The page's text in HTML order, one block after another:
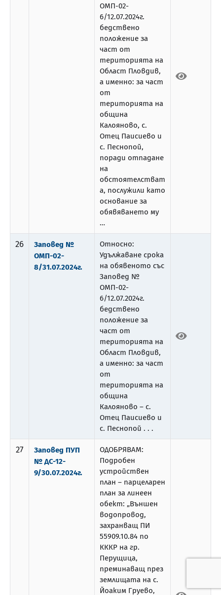
ОМП-02-
6/12.07.2024г.
бедствено
положение за
част от
територията на
Област Пловдив,
а именно: за част
от
територията на
община
Калояново, с.
Отец Паисиево и
с. Песнопой,
поради отпадане
на
обстоятелстват
а, послужили като
основание за
обявяването му
…
26
Заповед №
ОМП-02-
8/31.07.2024г.
Относно:
Удължаване срока
на обявеното със
Заповед №
ОМП-02-
6/12.07.2024г.
бедствено
положение за
част от
територията на
Област Пловдив,
а именно: за част
от
територията на
община
Калояново – с.
Отец Паисиево и
с. Песнопой . . .
27
Заповед ПУП
№ ДС-12-
9/30.07.2024г.
ОДОБРЯВАМ:
Подробен
устройствен
план – парцеларен
план за линеен
обект: „Външен
водопровод,
захранващ ПИ
55909.10.84 по
КККР на гр.
Перущица,
преминаващ през
землищата на с.
Йоаким Груево,